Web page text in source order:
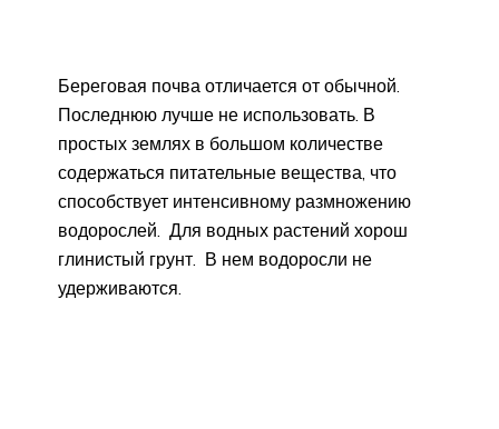
Береговая почва отличается от обычной.
Последнюю лучше не использовать. В
простых землях в большом количестве
содержаться питательные вещества, что
способствует интенсивному размножению
водорослей. Для водных растений хорош
глинистый грунт. В нем водоросли не
удерживаются.